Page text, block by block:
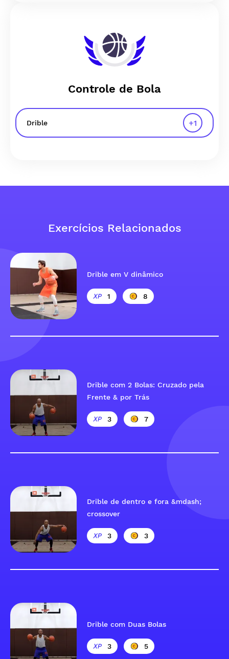
Controle de Bola
Drible +1
Exercícios Relacionados
Drible em V dinâmico
1 8
Drible com 2 Bolas: Cruzado pela
Frente & por Trás
3 7
Drible de dentro e fora &mdash;
crossover
3 3
Drible com Duas Bolas
3 5